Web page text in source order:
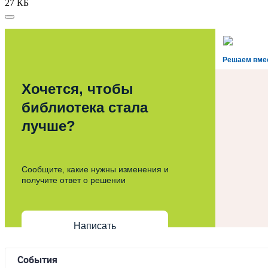
27 КБ
Решаем
Хочется, чтобы
библиотека стала
лучше?
Сообщите, какие нужны изменения и
получите ответ о решении
Написать